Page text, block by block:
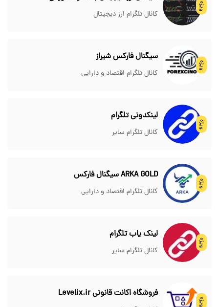
ویژه
کانال تلگرام ارز دیجیتال
ویژه
سیگنال فارکس شیراز
کانال تلگرام اقتصاد و دارایی
ویژه
لینکدونی تلگرام
کانال تلگرام سایر
ویژه
ARKA GOLD سیگنال فارکس
کانال تلگرام اقتصاد و دارایی
ویژه
لینک یاب تلگرام
کانال تلگرام سایر
ویژه
فروشگاه اکانت قانونی Levelix.ir